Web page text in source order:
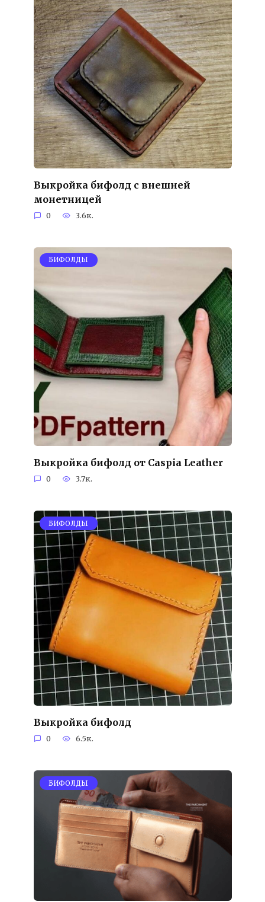
Выкройка бифолд с внешней
монетницей
0 3.6к.
БИФОЛДЫ
Выкройка бифолд от Caspia Leather
0 3.7к.
БИФОЛДЫ
Выкройка бифолд
0 6.5к.
БИФОЛДЫ